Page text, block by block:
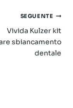
SEGUENTE
Vivida Kulzer kit
sbiancamento
dentale